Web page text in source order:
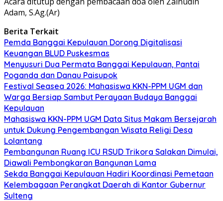
Adam, S.Ag.(Ar)
Berita Terkait
Pemda Banggai Kepulauan Dorong Digitalisasi
Keuangan BLUD Puskesmas
Menyusuri Dua Permata Banggai Kepulauan, Pantai
Poganda dan Danau Paisupok
Festival Seasea 2026: Mahasiswa KKN-PPM UGM dan
Warga Bersiap Sambut Perayaan Budaya Banggai
Kepulauan
Mahasiswa KKN-PPM UGM Data Situs Makam Bersejarah
untuk Dukung Pengembangan Wisata Religi Desa
Lolantang
Pembangunan Ruang ICU RSUD Trikora Salakan Dimulai,
Diawali Pembongkaran Bangunan Lama
Sekda Banggai Kepulauan Hadiri Koordinasi Pemetaan
Kelembagaan Perangkat Daerah di Kantor Gubernur
Sulteng